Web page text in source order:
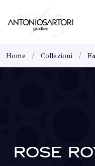
Home Collezioni
ROSE